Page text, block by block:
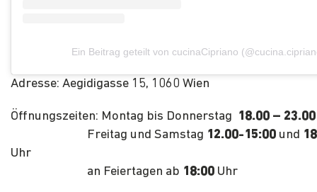
Ein Beitrag geteilt von cucinaCipriano
Adresse: Aegidigasse 15, 1060 Wien
Öffnungszeiten: Montag bis Donnerstag 18.00 –
Freitag und Samstag 12.00-15:00 und
Uhr
an Feiertagen ab 18:00 Uhr